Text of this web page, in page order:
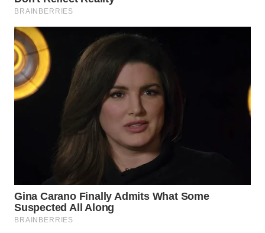
WN
TAPANULI
TENGAH
WN DELI
SERDANG
PAKPAK
WN